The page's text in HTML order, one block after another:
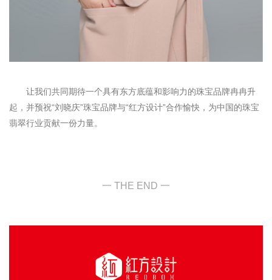
让我们共同期待一个具有东方底蕴和影响力的珠宝品牌冉冉升
起，并预祝“刘晓庆”珠宝品牌与“红方设计”合作愉快，为中国的珠宝
翡翠行业贡献一份力量。
一 THE END 一